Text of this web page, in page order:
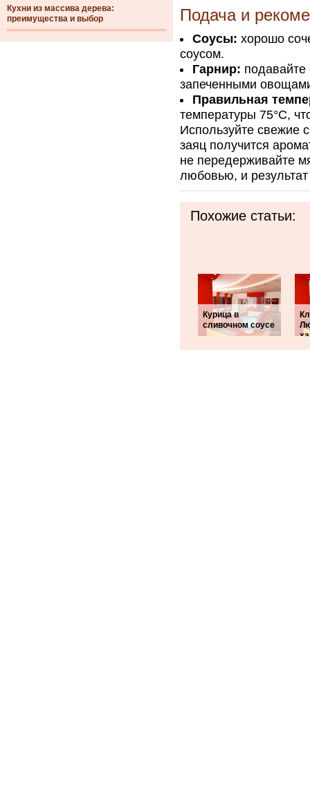
Кухни из массива дерева:
преимущества и выбор
Подача и
Соусы: хорошо
соусом.
Гарнир:
запеченными
Правильная
температуры 75°C,
Используйте свежие
заяц получится
не передерживайте
любовью, и
Похожие статьи:
Курица в
сливочном соусе